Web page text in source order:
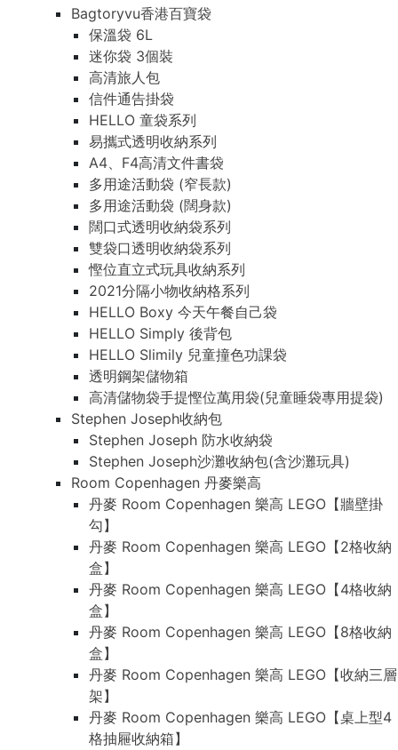
Bagtoryvu香港百寶袋
保溫袋 6L
迷你袋 3個裝
高清旅人包
信件通告掛袋
HELLO 童袋系列
易攜式透明收納系列
A4、F4高清文件書袋
多用途活動袋 (窄長款)
多用途活動袋 (闊身款)
闊口式透明收納袋系列
雙袋口透明收納袋系列
慳位直立式玩具收納系列
2021分隔小物收納格系列
HELLO Boxy 今天午餐自己袋
HELLO Simply 後背包
HELLO Slimily 兒童撞色功課袋
透明鋼架儲物箱
高清儲物袋手提慳位萬用袋(兒童睡袋專用提袋)
Stephen Joseph收納包
Stephen Joseph 防水收納袋
Stephen Joseph沙灘收納包(含沙灘玩具)
Room Copenhagen 丹麥樂高
丹麥 Room Copenhagen 樂高 LEGO【牆壁掛
勾】
丹麥 Room Copenhagen 樂高 LEGO【2格收納
盒】
丹麥 Room Copenhagen 樂高 LEGO【4格收納
盒】
丹麥 Room Copenhagen 樂高 LEGO【8格收納
盒】
丹麥 Room Copenhagen 樂高 LEGO【收納三層
架】
丹麥 Room Copenhagen 樂高 LEGO【桌上型4
格抽屜收納箱】